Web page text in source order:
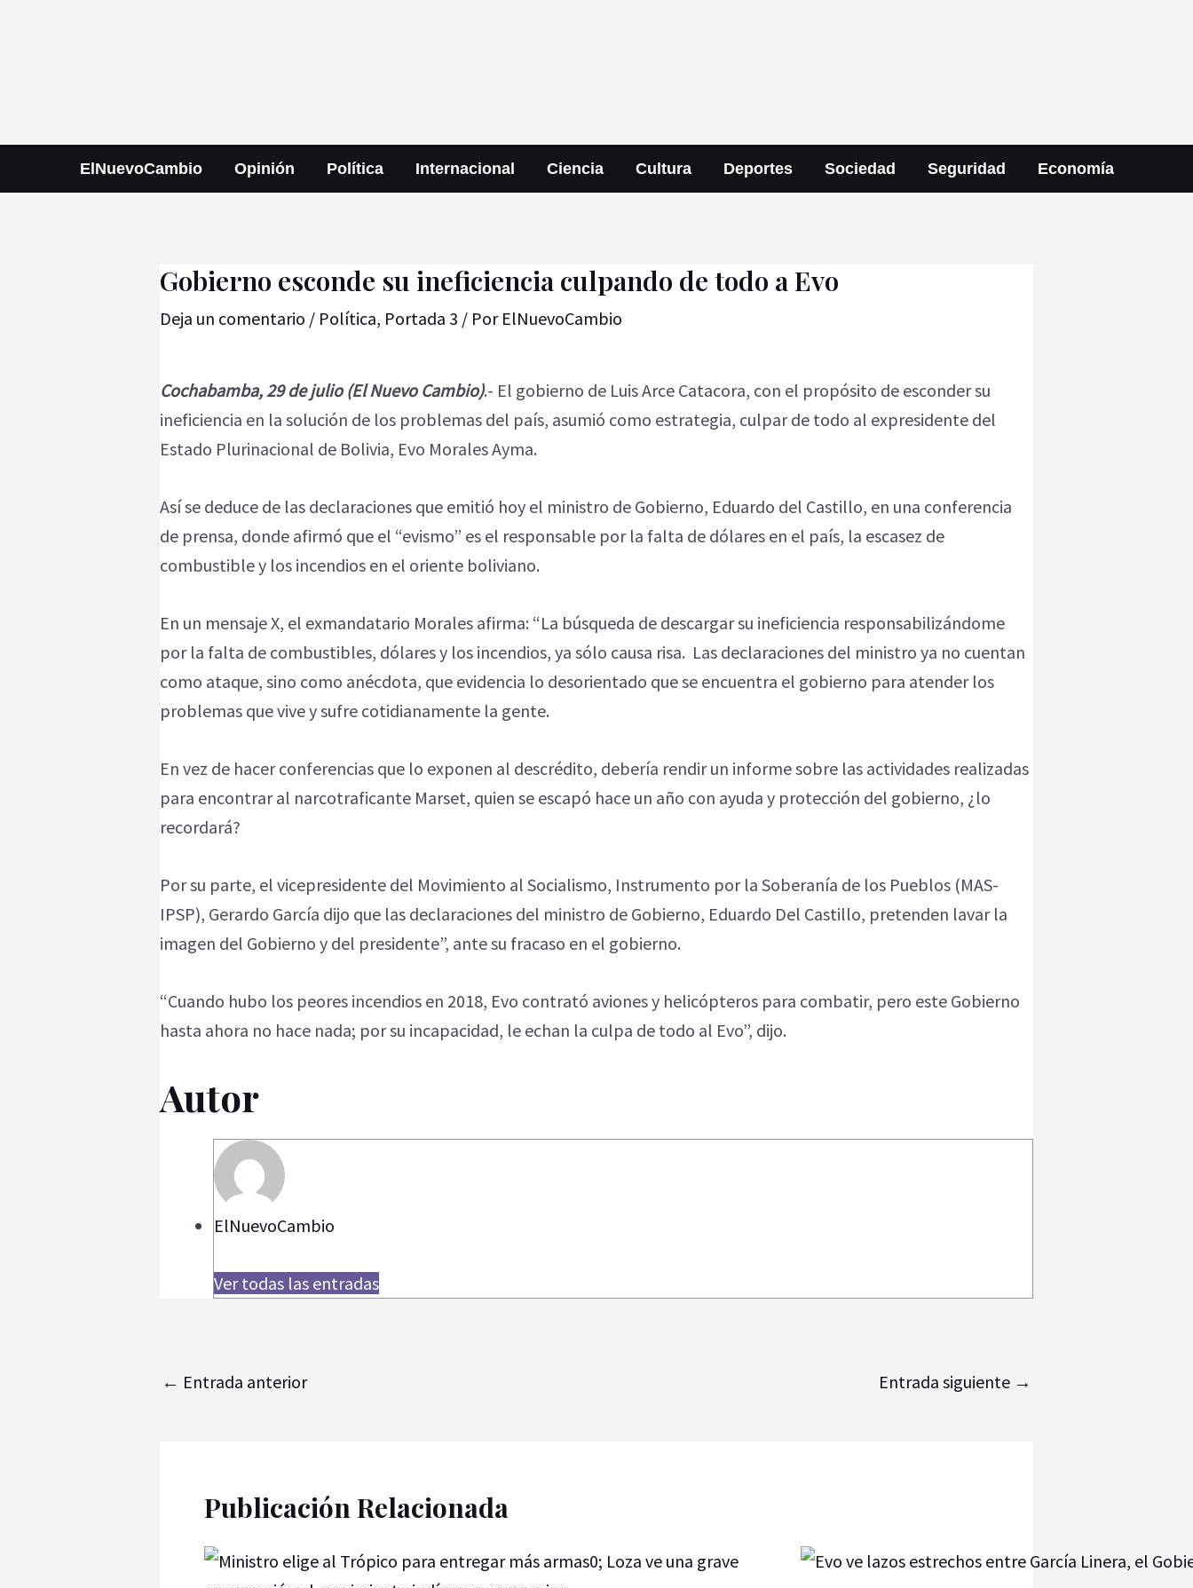
ElNuevoCambio Opinión Política Internacional Ciencia Cultura Deportes Sociedad Seguridad Economía
Gobierno esconde su ineficiencia culpando de todo a Evo
Deja un comentario / Política, Portada 3 / Por ElNuevoCambio
Cochabamba, 29 de julio (El Nuevo Cambio).- El gobierno de Luis Arce Catacora, con el propósito de esconder su
ineficiencia en la solución de los problemas del país, asumió como estrategia, culpar de todo al expresidente del
Estado Plurinacional de Bolivia, Evo Morales Ayma.
Así se deduce de las declaraciones que emitió hoy el ministro de Gobierno, Eduardo del Castillo, en una conferencia
de prensa, donde afirmó que el “evismo” es el responsable por la falta de dólares en el país, la escasez de
combustible y los incendios en el oriente boliviano.
En un mensaje X, el exmandatario Morales afirma: “La búsqueda de descargar su ineficiencia responsabilizándome
por la falta de combustibles, dólares y los incendios, ya sólo causa risa. Las declaraciones del ministro ya no cuentan
como ataque, sino como anécdota, que evidencia lo desorientado que se encuentra el gobierno para atender los
problemas que vive y sufre cotidianamente la gente.
En vez de hacer conferencias que lo exponen al descrédito, debería rendir un informe sobre las actividades realizadas
para encontrar al narcotraficante Marset, quien se escapó hace un año con ayuda y protección del gobierno, ¿lo
recordará?
Por su parte, el vicepresidente del Movimiento al Socialismo, Instrumento por la Soberanía de los Pueblos (MAS-
IPSP), Gerardo García dijo que las declaraciones del ministro de Gobierno, Eduardo Del Castillo, pretenden lavar la
imagen del Gobierno y del presidente”, ante su fracaso en el gobierno.
“Cuando hubo los peores incendios en 2018, Evo contrató aviones y helicópteros para combatir, pero este Gobierno
hasta ahora no hace nada; por su incapacidad, le echan la culpa de todo al Evo”, dijo.
Autor
ElNuevoCambio
Ver todas las entradas
← Entrada anterior Entrada siguiente →
Publicación Relacionada